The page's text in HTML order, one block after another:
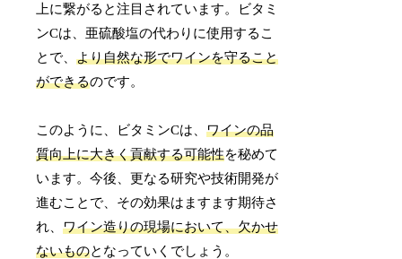
上に繋がると注目されています。ビタミ
ンCは、亜硫酸塩の代わりに使用するこ
とで、より自然な形でワインを守ること
ができるのです。
このように、ビタミンCは、ワインの品
質向上に大きく貢献する可能性を秘めて
います。今後、更なる研究や技術開発が
進むことで、その効果はますます期待さ
れ、ワイン造りの現場において、欠かせ
ないものとなっていくでしょう。